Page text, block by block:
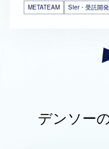
METATEAM SIer・受託開発
デンソー